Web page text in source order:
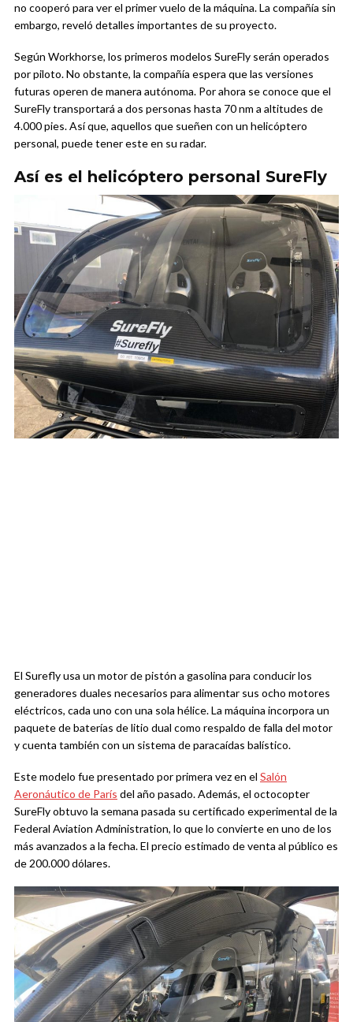
no cooperó para ver el primer vuelo de la máquina. La compañía sin
embargo, reveló detalles importantes de su proyecto.
Según Workhorse, los primeros modelos SureFly serán operados
por piloto. No obstante, la compañía espera que las versiones
futuras operen de manera autónoma. Por ahora se conoce que el
SureFly transportará a dos personas hasta 70 nm a altitudes de
4.000 pies. Así que, aquellos que sueñen con un helicóptero
personal, puede tener este en su radar.
Así es el helicóptero personal SureFly
El Surefly usa un motor de pistón a gasolina para conducir los
generadores duales necesarios para alimentar sus ocho motores
eléctricos, cada uno con una sola hélice. La máquina incorpora un
paquete de baterías de litio dual como respaldo de falla del motor
y cuenta también con un sistema de paracaídas balístico.
Este modelo fue presentado por primera vez en el Salón
Aeronáutico de París del año pasado. Además, el octocopter
SureFly obtuvo la semana pasada su certificado experimental de la
Federal Aviation Administration, lo que lo convierte en uno de los
más avanzados a la fecha. El precio estimado de venta al público es
de 200.000 dólares.